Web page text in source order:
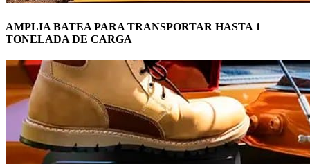
AMPLIA BATEA PARA TRANSPORTAR HASTA 1
TONELADA DE CARGA